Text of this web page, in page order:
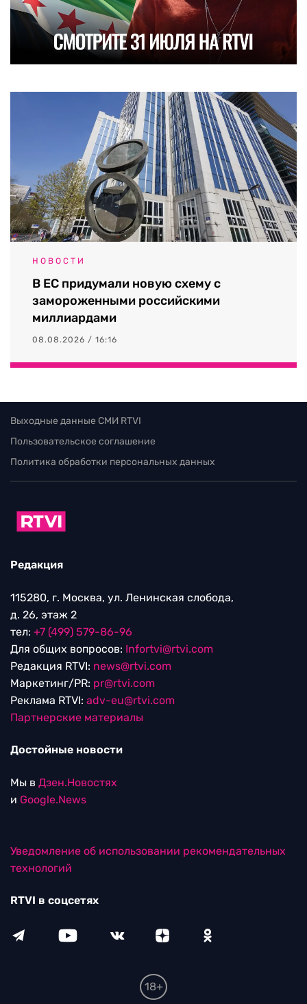
НОВОСТИ
В ЕС придумали новую схему с
замороженными российскими
миллиардами
08.08.2026 / 16:16
Выходные данные СМИ RTVI
Пользовательское соглашение
Политика обработки персональных данных
Редакция
115280, г. Москва, ул. Ленинская слобода,
д. 26, этаж 2
тел: +7 (499) 579-86-96
Для общих вопросов: Infortvi@rtvi.com
Редакция RTVI: news@rtvi.com
Маркетинг/PR: pr@rtvi.com
Реклама RTVI: adv-eu@rtvi.com
Партнерские материалы
Достойные новости
Мы в Дзен.Новостях
и Google.News
Уведомление об использовании рекомендательных
технологий
RTVI в соцсетях
18+